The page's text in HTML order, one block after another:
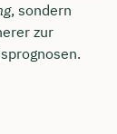
, sondern
zur